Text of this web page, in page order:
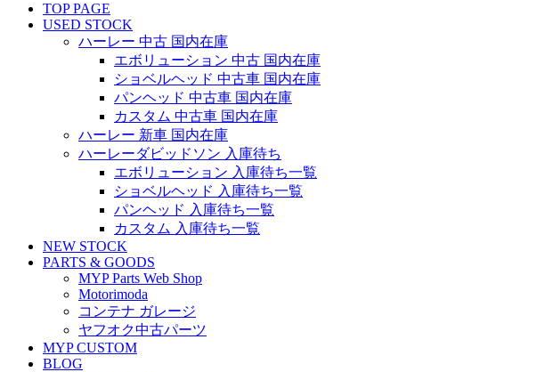
TOP PAGE
USED STOCK
ハーレー 中古 国内在庫
エボリューション 中古 国内在庫
ショベルヘッド 中古車 国内在庫
パンヘッド 中古車 国内在庫
カスタム 中古車 国内在庫
ハーレー 新車 国内在庫
ハーレーダビッドソン 入庫待ち
エボリューション 入庫待ち一覧
ショベルヘッド 入庫待ち一覧
パンヘッド 入庫待ち一覧
カスタム 入庫待ち一覧
NEW STOCK
PARTS & GOODS
MYP Parts Web Shop
Motorimoda
コンテナ ガレージ
ヤフオク中古パーツ
MYP CUSTOM
BLOG